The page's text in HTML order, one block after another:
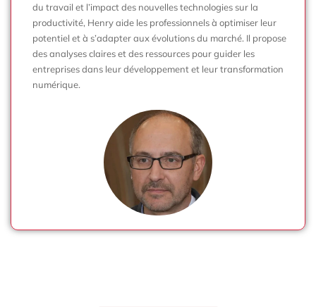
du travail et l’impact des nouvelles technologies sur la
productivité, Henry aide les professionnels à optimiser leur
potentiel et à s’adapter aux évolutions du marché. Il propose
des analyses claires et des ressources pour guider les
entreprises dans leur développement et leur transformation
numérique.